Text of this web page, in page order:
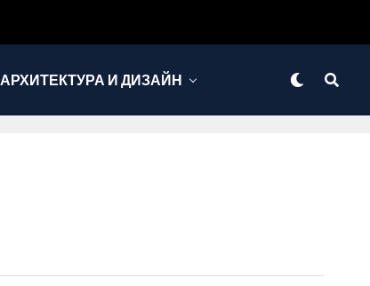
АРХИТЕКТУРА И ДИЗАЙН